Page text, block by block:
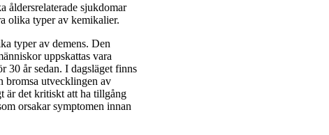
åldersrelaterade sjukdomar
olika typer av kemikalier.
typer av demens. Den
uppskattas vara
30 år sedan. I dagsläget finns
bromsa utvecklingen av
är det kritiskt att ha tillgång
orsakar symptomen innan